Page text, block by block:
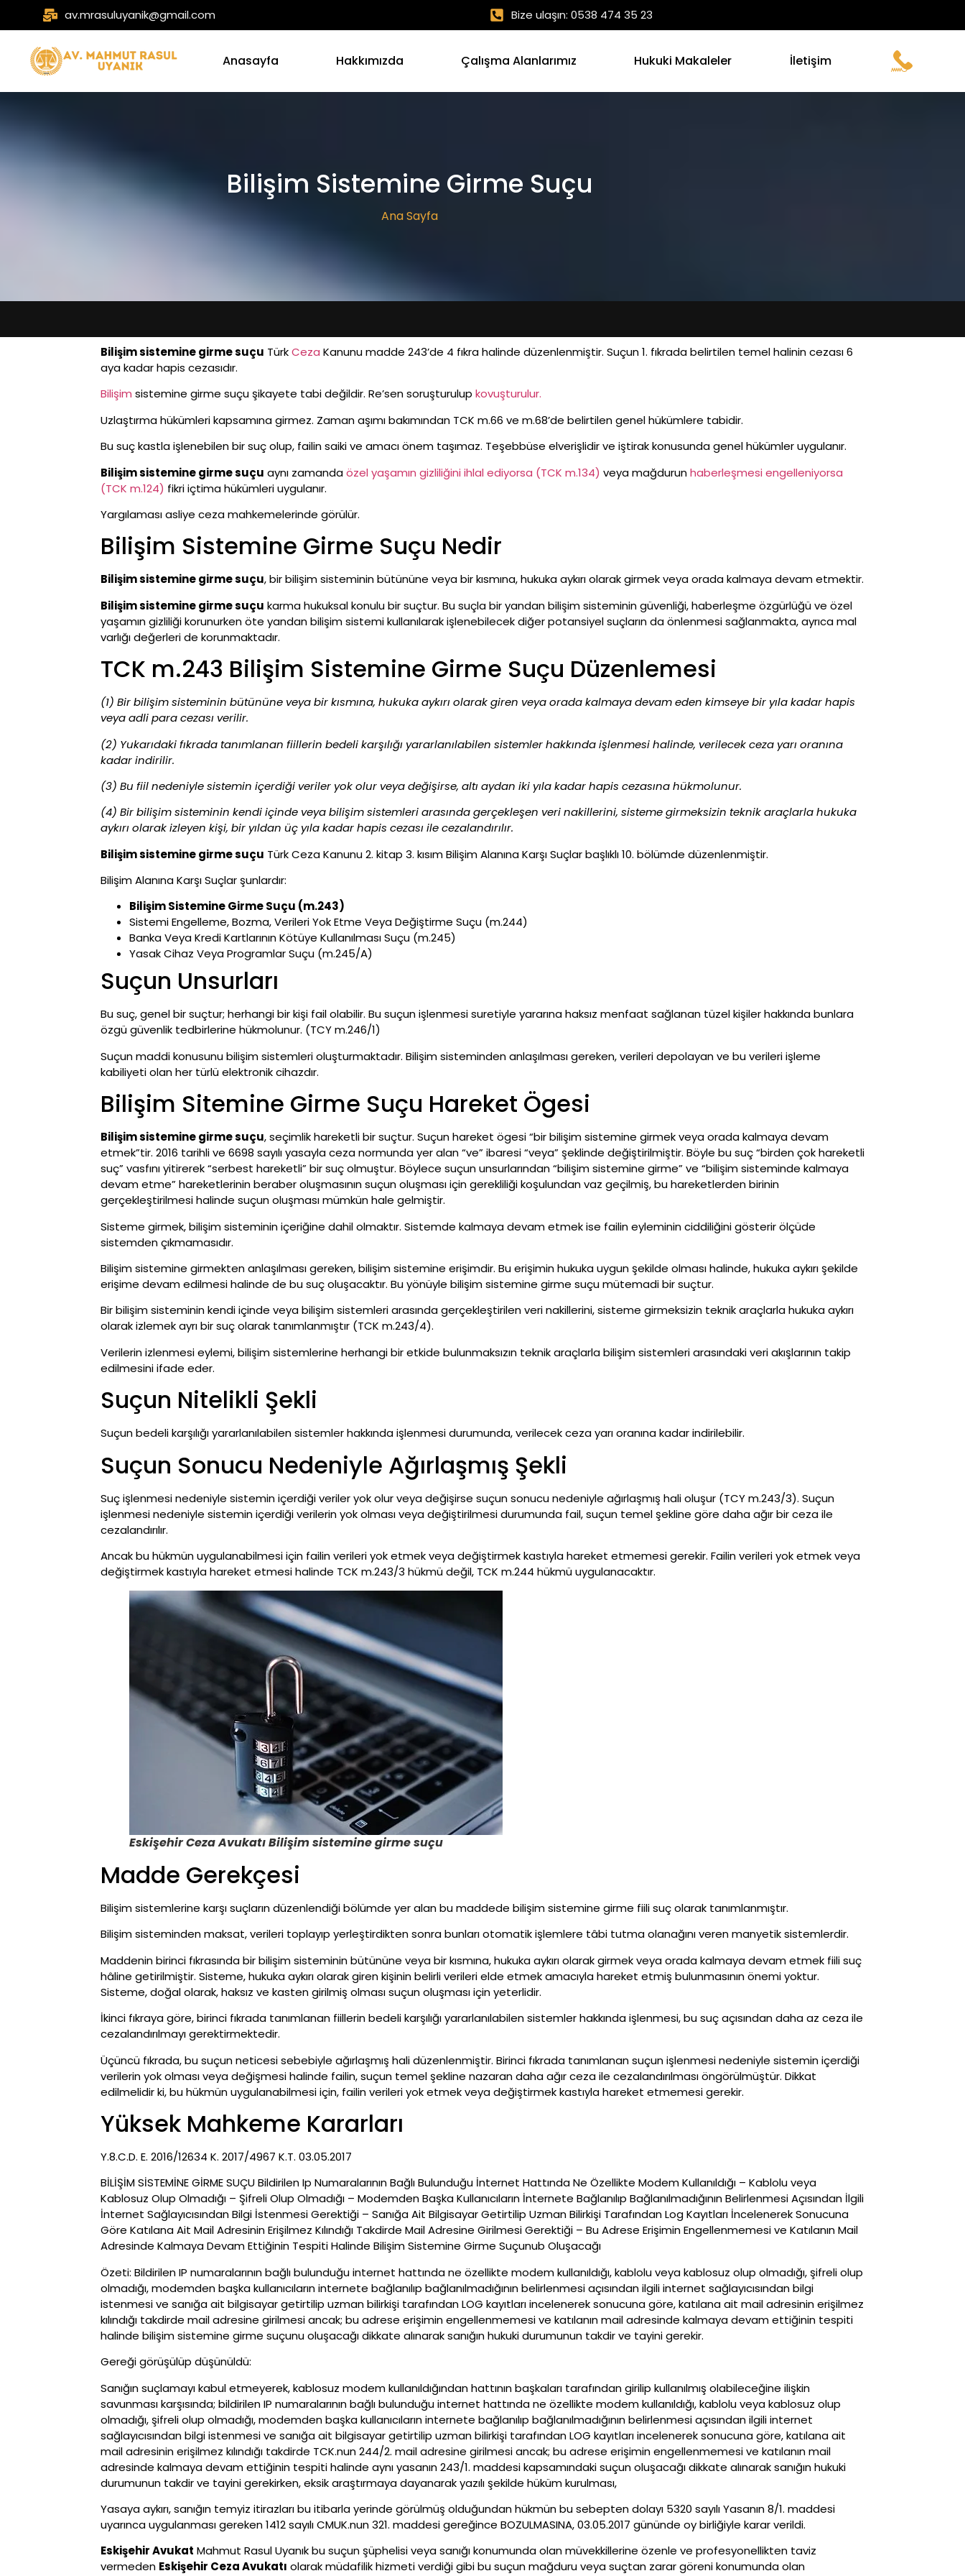
av.mrasuluyanik@gmail.com Bize ulaşın: 0538 474 35 23
Anasayfa Hakkımızda Çalışma Alanlarımız Hukuki Makaleler İletişim
Bilişim Sistemine Girme Suçu
Ana Sayfa
Bilişim sistemine girme suçu TürkCeza Kanunu madde 243’de 4 fıkra halinde düzenlenmiştir. Suçun 1. fıkrada belirtilen temel halinin cezası 6
aya kadar hapis cezasıdır.
Bilişim sistemine girme suçu şikayete tabi değildir. Re’sen soruşturulup kovuşturulur.
Uzlaştırma hükümleri kapsamına girmez. Zaman aşımı bakımından TCK m.66 ve m.68’de belirtilen genel hükümlere tabidir.
Bu suç kastla işlenebilen bir suç olup, failin saiki ve amacı önem taşımaz. Teşebbüse elverişlidir ve iştirak konusunda genel hükümler uygulanır.
Bilişim sistemine girme suçu aynı zamandaözel yaşamın gizliliğini ihlal ediyorsa (TCK m.134) veya mağdurunhaberleşmesi engelleniyorsa
(TCK m.124) fikri içtima hükümleri uygulanır.
Yargılaması asliye ceza mahkemelerinde görülür.
Bilişim Sistemine Girme Suçu Nedir
Bilişim sistemine girme suçu, bir bilişim sisteminin bütününe veya bir kısmına, hukuka aykırı olarak girmek veya orada kalmaya devam etmektir.
Bilişim sistemine girme suçu karma hukuksal konulu bir suçtur. Bu suçla bir yandan bilişim sisteminin güvenliği, haberleşme özgürlüğü ve özel
yaşamın gizliliği korunurken öte yandan bilişim sistemi kullanılarak işlenebilecek diğer potansiyel suçların da önlenmesi sağlanmakta, ayrıca mal
varlığı değerleri de korunmaktadır.
TCK m.243 Bilişim Sistemine Girme Suçu Düzenlemesi
(1) Bir bilişim sisteminin bütününe veya bir kısmına, hukuka aykırı olarak giren veya orada kalmaya devam eden kimseye bir yıla kadar hapis
veya adli para cezası verilir.
(2) Yukarıdaki fıkrada tanımlanan fiillerin bedeli karşılığı yararlanılabilen sistemler hakkında işlenmesi halinde, verilecek ceza yarı oranına
kadar indirilir.
(3) Bu fiil nedeniyle sistemin içerdiği veriler yok olur veya değişirse, altı aydan iki yıla kadar hapis cezasına hükmolunur.
(4) Bir bilişim sisteminin kendi içinde veya bilişim sistemleri arasında gerçekleşen veri nakillerini, sisteme girmeksizin teknik araçlarla hukuka
aykırı olarak izleyen kişi, bir yıldan üç yıla kadar hapis cezası ile cezalandırılır.
Bilişim sistemine girme suçu Türk Ceza Kanunu 2. kitap 3. kısım Bilişim Alanına Karşı Suçlar başlıklı 10. bölümde düzenlenmiştir.
Bilişim Alanına Karşı Suçlar şunlardır:
Bilişim Sistemine Girme Suçu (m.243)
Sistemi Engelleme, Bozma, Verileri Yok Etme Veya Değiştirme Suçu (m.244)
Banka Veya Kredi Kartlarının Kötüye Kullanılması Suçu (m.245)
Yasak Cihaz Veya Programlar Suçu (m.245/A)
Suçun Unsurları
Bu suç, genel bir suçtur; herhangi bir kişi fail olabilir. Bu suçun işlenmesi suretiyle yararına haksız menfaat sağlanan tüzel kişiler hakkında bunlara
özgü güvenlik tedbirlerine hükmolunur. (TCY m.246/1)
Suçun maddi konusunu bilişim sistemleri oluşturmaktadır. Bilişim sisteminden anlaşılması gereken, verileri depolayan ve bu verileri işleme
kabiliyeti olan her türlü elektronik cihazdır.
Bilişim Sitemine Girme Suçu Hareket Ögesi
Bilişim sistemine girme suçu, seçimlik hareketli bir suçtur. Suçun hareket ögesi “bir bilişim sistemine girmek veya orada kalmaya devam
etmek”tir. 2016 tarihli ve 6698 sayılı yasayla ceza normunda yer alan “ve” ibaresi “veya” şeklinde değiştirilmiştir. Böyle bu suç “birden çok hareketli
suç” vasfını yitirerek “serbest hareketli” bir suç olmuştur. Böylece suçun unsurlarından “bilişim sistemine girme” ve “bilişim sisteminde kalmaya
devam etme” hareketlerinin beraber oluşmasının suçun oluşması için gerekliliği koşulundan vaz geçilmiş, bu hareketlerden birinin
gerçekleştirilmesi halinde suçun oluşması mümkün hale gelmiştir.
Sisteme girmek, bilişim sisteminin içeriğine dahil olmaktır. Sistemde kalmaya devam etmek ise failin eyleminin ciddiliğini gösterir ölçüde
sistemden çıkmamasıdır.
Bilişim sistemine girmekten anlaşılması gereken, bilişim sistemine erişimdir. Bu erişimin hukuka uygun şekilde olması halinde, hukuka aykırı şekilde
erişime devam edilmesi halinde de bu suç oluşacaktır. Bu yönüyle bilişim sistemine girme suçu mütemadi bir suçtur.
Bir bilişim sisteminin kendi içinde veya bilişim sistemleri arasında gerçekleştirilen veri nakillerini, sisteme girmeksizin teknik araçlarla hukuka aykırı
olarak izlemek ayrı bir suç olarak tanımlanmıştır (TCK m.243/4).
Verilerin izlenmesi eylemi, bilişim sistemlerine herhangi bir etkide bulunmaksızın teknik araçlarla bilişim sistemleri arasındaki veri akışlarının takip
edilmesini ifade eder.
Suçun Nitelikli Şekli
Suçun bedeli karşılığı yararlanılabilen sistemler hakkında işlenmesi durumunda, verilecek ceza yarı oranına kadar indirilebilir.
Suçun Sonucu Nedeniyle Ağırlaşmış Şekli
Suç işlenmesi nedeniyle sistemin içerdiği veriler yok olur veya değişirse suçun sonucu nedeniyle ağırlaşmış hali oluşur (TCY m.243/3). Suçun
işlenmesi nedeniyle sistemin içerdiği verilerin yok olması veya değiştirilmesi durumunda fail, suçun temel şekline göre daha ağır bir ceza ile
cezalandırılır.
Ancak bu hükmün uygulanabilmesi için failin verileri yok etmek veya değiştirmek kastıyla hareket etmemesi gerekir. Failin verileri yok etmek veya
değiştirmek kastıyla hareket etmesi halinde TCK m.243/3 hükmü değil, TCK m.244 hükmü uygulanacaktır.
Eskişehir Ceza Avukatı Bilişim sistemine girme suçu
Madde Gerekçesi
Bilişim sistemlerine karşı suçların düzenlendiği bölümde yer alan bu maddede bilişim sistemine girme fiili suç olarak tanımlanmıştır.
Bilişim sisteminden maksat, verileri toplayıp yerleştirdikten sonra bunları otomatik işlemlere tâbi tutma olanağını veren manyetik sistemlerdir.
Maddenin birinci fıkrasında bir bilişim sisteminin bütününe veya bir kısmına, hukuka aykırı olarak girmek veya orada kalmaya devam etmek fiili suç
hâline getirilmiştir. Sisteme, hukuka aykırı olarak giren kişinin belirli verileri elde etmek amacıyla hareket etmiş bulunmasının önemi yoktur.
Sisteme, doğal olarak, haksız ve kasten girilmiş olması suçun oluşması için yeterlidir.
İkinci fıkraya göre, birinci fıkrada tanımlanan fiillerin bedeli karşılığı yararlanılabilen sistemler hakkında işlenmesi, bu suç açısından daha az ceza ile
cezalandırılmayı gerektirmektedir.
Üçüncü fıkrada, bu suçun neticesi sebebiyle ağırlaşmış hali düzenlenmiştir. Birinci fıkrada tanımlanan suçun işlenmesi nedeniyle sistemin içerdiği
verilerin yok olması veya değişmesi halinde failin, suçun temel şekline nazaran daha ağır ceza ile cezalandırılması öngörülmüştür. Dikkat
edilmelidir ki, bu hükmün uygulanabilmesi için, failin verileri yok etmek veya değiştirmek kastıyla hareket etmemesi gerekir.
Yüksek Mahkeme Kararları
Y.8.C.D. E. 2016/12634 K. 2017/4967 K.T. 03.05.2017
BİLİŞİM SİSTEMİNE GİRME SUÇU Bildirilen Ip Numaralarının Bağlı Bulunduğu İnternet Hattında Ne Özellikte Modem Kullanıldığı – Kablolu veya
Kablosuz Olup Olmadığı – Şifreli Olup Olmadığı – Modemden Başka Kullanıcıların İnternete Bağlanılıp Bağlanılmadığının Belirlenmesi Açısından İlgili
İnternet Sağlayıcısından Bilgi İstenmesi Gerektiği – Sanığa Ait Bilgisayar Getirtilip Uzman Bilirkişi Tarafından Log Kayıtları İncelenerek Sonucuna
Göre Katılana Ait Mail Adresinin Erişilmez Kılındığı Takdirde Mail Adresine Girilmesi Gerektiği – Bu Adrese Erişimin Engellenmemesi ve Katılanın Mail
Adresinde Kalmaya Devam Ettiğinin Tespiti Halinde Bilişim Sistemine Girme Suçunub Oluşacağı
Özeti: Bildirilen IP numaralarının bağlı bulunduğu internet hattında ne özellikte modem kullanıldığı, kablolu veya kablosuz olup olmadığı, şifreli olup
olmadığı, modemden başka kullanıcıların internete bağlanılıp bağlanılmadığının belirlenmesi açısından ilgili internet sağlayıcısından bilgi
istenmesi ve sanığa ait bilgisayar getirtilip uzman bilirkişi tarafından LOG kayıtları incelenerek sonucuna göre, katılana ait mail adresinin erişilmez
kılındığı takdirde mail adresine girilmesi ancak; bu adrese erişimin engellenmemesi ve katılanın mail adresinde kalmaya devam ettiğinin tespiti
halinde bilişim sistemine girme suçunu oluşacağı dikkate alınarak sanığın hukuki durumunun takdir ve tayini gerekir.
Gereği görüşülüp düşünüldü:
Sanığın suçlamayı kabul etmeyerek, kablosuz modem kullanıldığından hattının başkaları tarafından girilip kullanılmış olabileceğine ilişkin
savunması karşısında; bildirilen IP numaralarının bağlı bulunduğu internet hattında ne özellikte modem kullanıldığı, kablolu veya kablosuz olup
olmadığı, şifreli olup olmadığı, modemden başka kullanıcıların internete bağlanılıp bağlanılmadığının belirlenmesi açısından ilgili internet
sağlayıcısından bilgi istenmesi ve sanığa ait bilgisayar getirtilip uzman bilirkişi tarafından LOG kayıtları incelenerek sonucuna göre, katılana ait
mail adresinin erişilmez kılındığı takdirde TCK.nun 244/2. mail adresine girilmesi ancak; bu adrese erişimin engellenmemesi ve katılanın mail
adresinde kalmaya devam ettiğinin tespiti halinde aynı yasanın 243/1. maddesi kapsamındaki suçun oluşacağı dikkate alınarak sanığın hukuki
durumunun takdir ve tayini gerekirken, eksik araştırmaya dayanarak yazılı şekilde hüküm kurulması,
Yasaya aykırı, sanığın temyiz itirazları bu itibarla yerinde görülmüş olduğundan hükmün bu sebepten dolayı 5320 sayılı Yasanın 8/1. maddesi
uyarınca uygulanması gereken 1412 sayılı CMUK.nun 321. maddesi gereğince BOZULMASINA, 03.05.2017 gününde oy birliğiyle karar verildi.
Eskişehir Avukat Mahmut Rasul Uyanık bu suçun şüphelisi veya sanığı konumunda olan müvekkillerine özenle ve profesyonellikten taviz
vermeden Eskişehir Ceza Avukatı olarak müdafilik hizmeti verdiği gibi bu suçun mağduru veya suçtan zarar göreni konumunda olan